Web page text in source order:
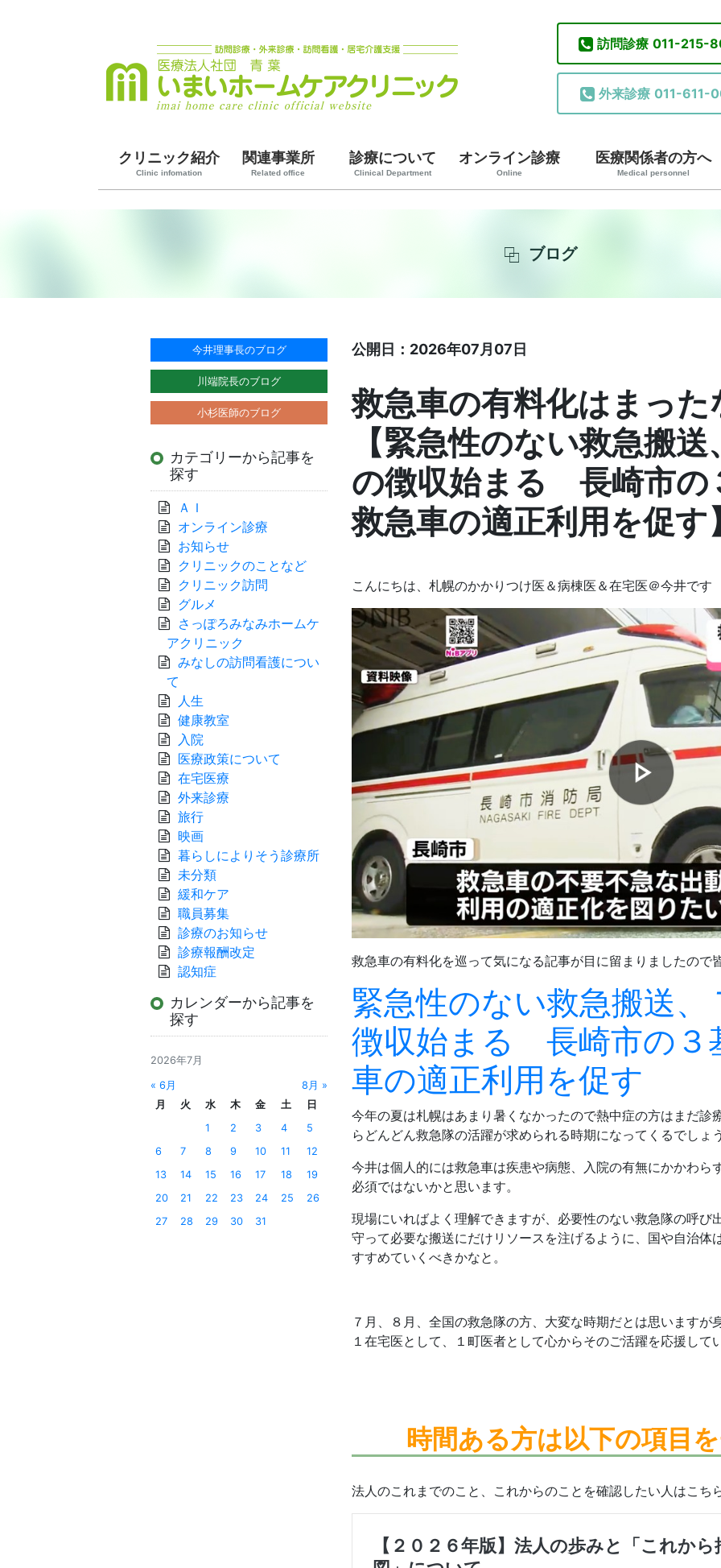
訪問診療 011-215-
外来診療 011-611-
クリニック紹介
Clinic infomation
関連事業所
Related office
診療について
Clinical Department
オンライン診療
Online
医療関係者の方へ
Medical personnel
ブログ
公開日：2026年07月07日
救急車の有料化はまっ
【緊急性のない救急搬
の徴収始まる 長崎市の
救急車の適正利用を促す
こんにちは、札幌のかかりつけ医＆病棟医＆在宅医＠今井です
救急車の有料化を巡って気になる記事が目に留まりましたので
緊急性のない救急搬送、
徴収始まる 長崎市の３
車の適正利用を促す
今年の夏は札幌はあまり暑くなかったので熱中症の方はまだ診
らどんどん救急隊の活躍が求められる時期になってくるでしょ
今井は個人的には救急車は疾患や病態、入院の有無にかかわら
必須ではないかと思います。
現場にいればよく理解できますが、必要性のない救急隊の呼び
守って必要な搬送にだけリソースを注げるように、国や自治体
すすめていくべきかなと。
７月、８月、全国の救急隊の方、大変な時期だとは思います
１在宅医として、１町医者として心からそのご活躍を応援して
時間ある方は以下の項目
法人のこれまでのこと、これからのことを確認したい人はこち
今井理事長のブログ
川端院長のブログ
小杉医師のブログ
カテゴリーから記事を
探す
ＡＩ
オンライン診療
お知らせ
クリニックのことなど
クリニック訪問
グルメ
さっぽろみなみホームケ
アクリニック
みなしの訪問看護につい
て
人生
健康教室
入院
医療政策について
在宅医療
外来診療
旅行
映画
暮らしによりそう診療所
未分類
緩和ケア
職員募集
診療のお知らせ
診療報酬改定
認知症
カレンダーから記事を
探す
2026年7月
« 6月
8月 »
月
火 水 木 金 土
日
1
2 3 4
5
6
7 8 9 10 11
12
13
14 15 16 17 18
19
20
21 22 23 24 25
26
27
28 29 30 31